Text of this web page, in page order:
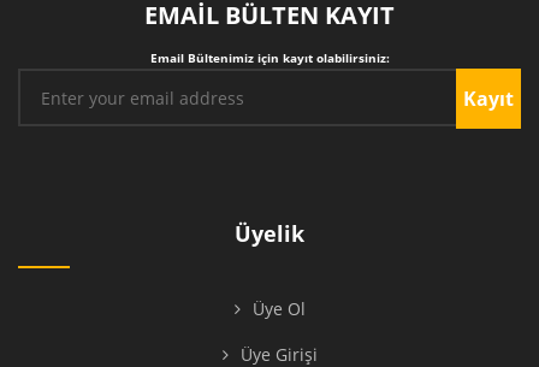
EMAİL BÜLTEN KAYIT
Email Bültenimiz için kayıt olabilirsiniz:
Kayıt
Üyelik
Üye Ol
Üye Girişi